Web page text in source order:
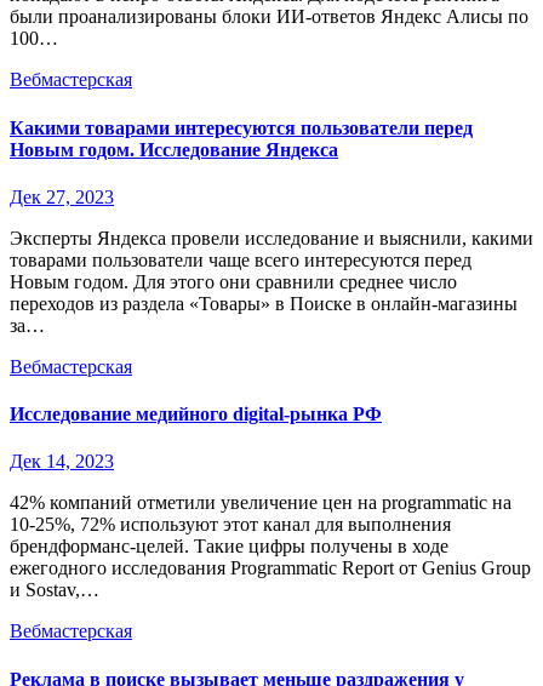
были проанализированы блоки ИИ-ответов Яндекс Алисы по
100…
Вебмастерская
Какими товарами интересуются пользователи перед
Новым годом. Исследование Яндекса
Дек 27, 2023
Эксперты Яндекса провели исследование и выяснили, какими
товарами пользователи чаще всего интересуются перед
Новым годом. Для этого они сравнили среднее число
переходов из раздела «Товары» в Поиске в онлайн-магазины
за…
Вебмастерская
Исследование медийного digital-рынка РФ
Дек 14, 2023
42% компаний отметили увеличение цен на programmatic на
10-25%, 72% используют этот канал для выполнения
брендформанс-целей. Такие цифры получены в ходе
ежегодного исследования Programmatic Report от Genius Group
и Sostav,…
Вебмастерская
Реклама в поиске вызывает меньше раздражения у